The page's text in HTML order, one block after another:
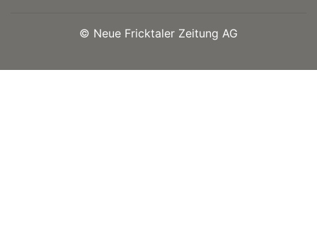
© Neue Fricktaler Zeitung AG